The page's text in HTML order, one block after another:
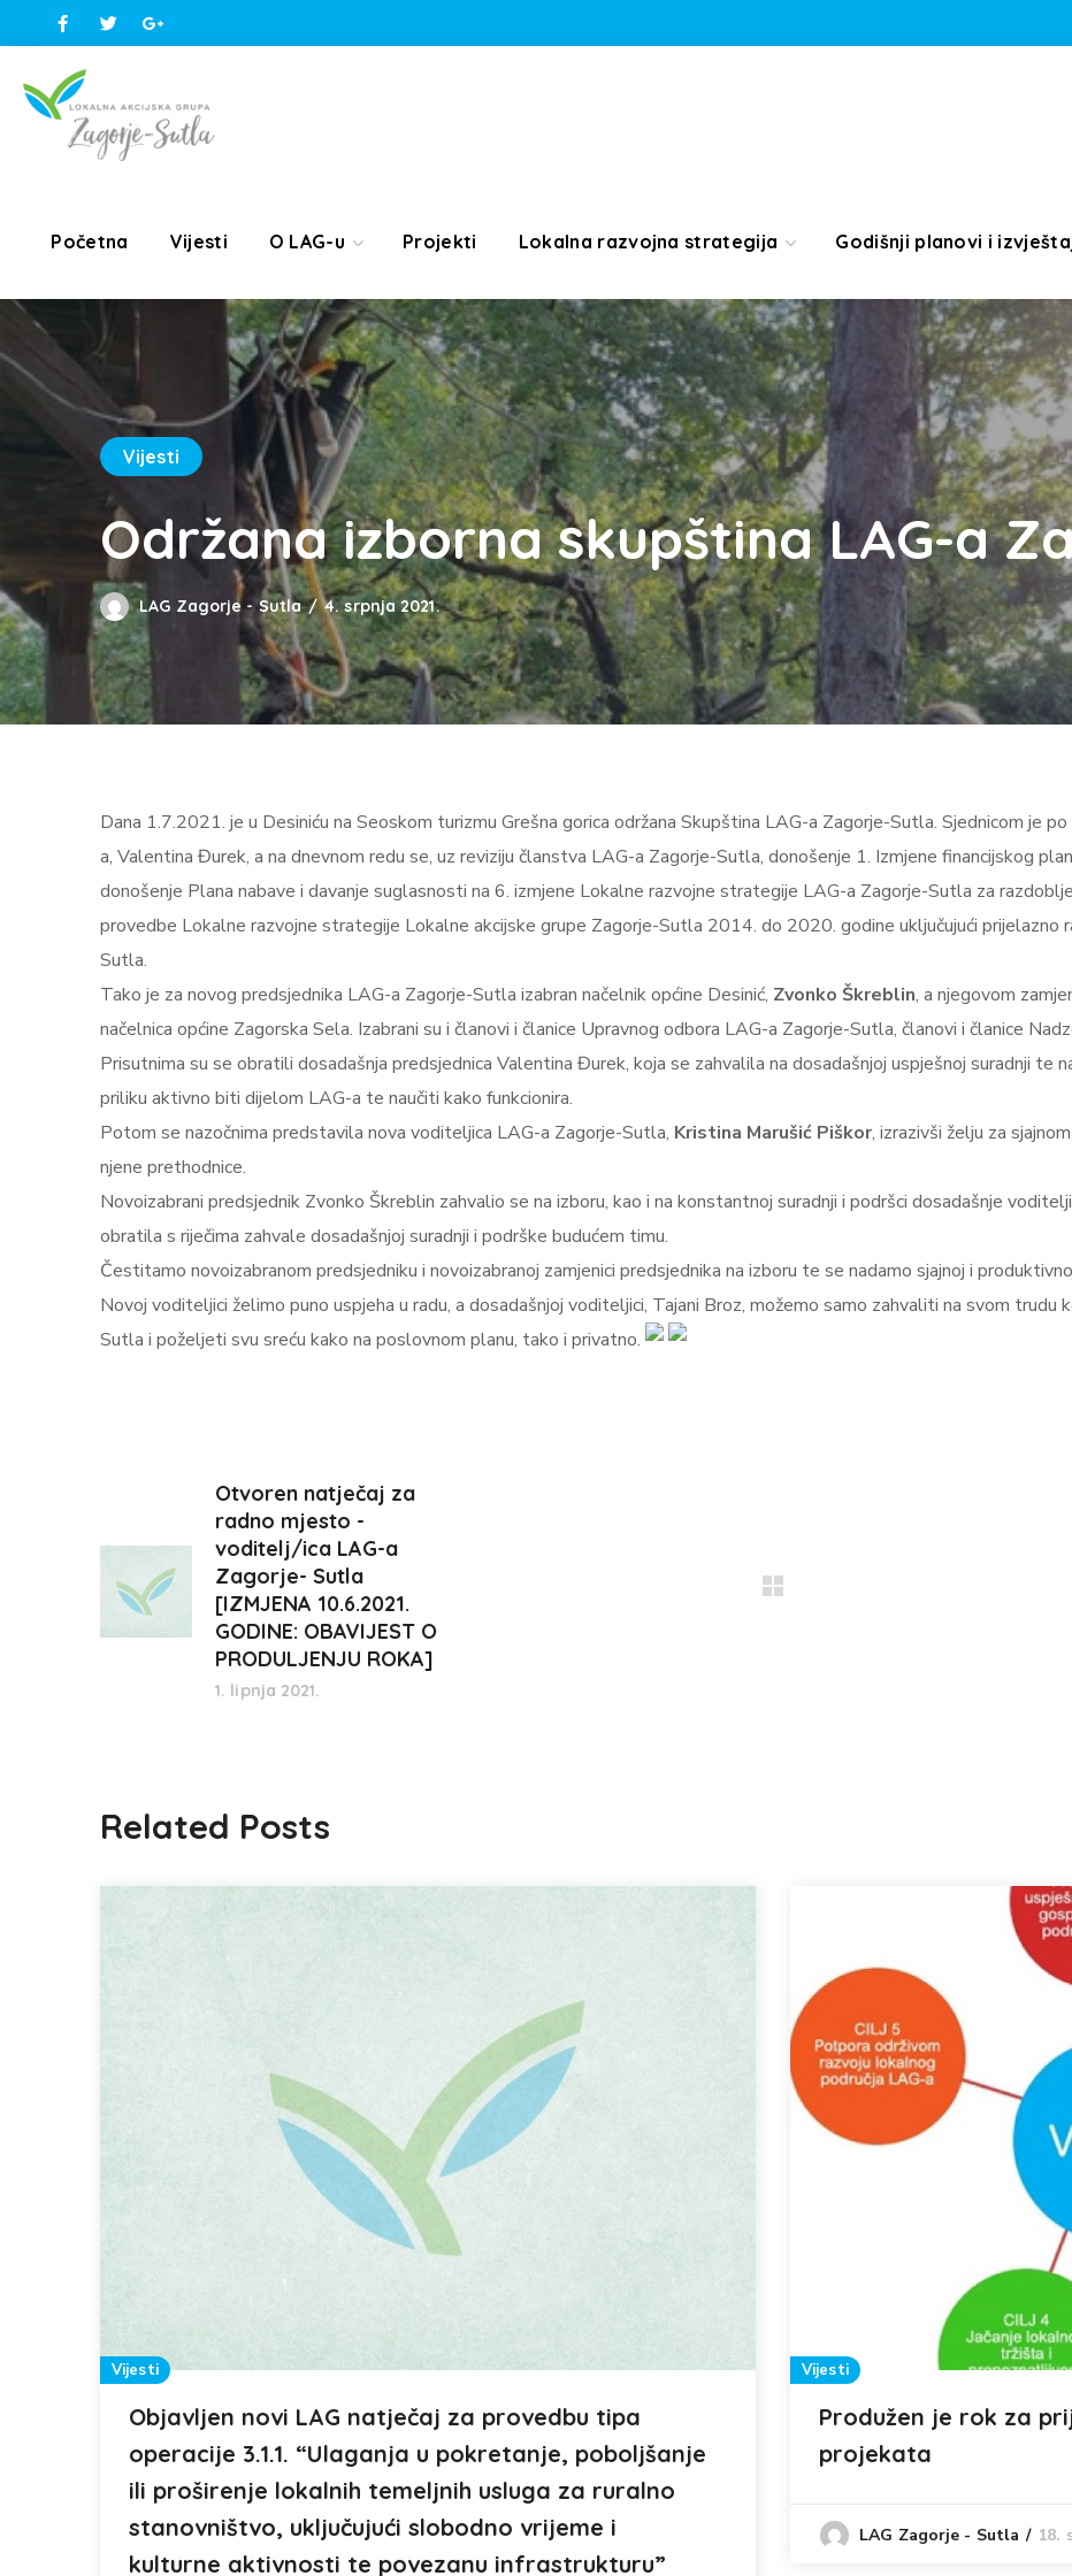
Početna Vijesti O LAG-u Projekti Lokalna razvojna strategija Godišnji planovi i
Vijesti
Održana izborna skupština LAG-a
LAG Zagorje - Sutla 4. srpnja 2021.
Dana 1.7.2021. je u Desiniću na Seoskom turizmu Grešna gorica održana Skupština LAG-a Zagorje-Sutla. Sjednicom je
a, Valentina Đurek, a na dnevnom redu se, uz reviziju članstva LAG-a Zagorje-Sutla, donošenje 1. Izmjene financijskog
donošenje Plana nabave i davanje suglasnosti na 6. izmjene Lokalne razvojne strategije LAG-a Zagorje-Sutla za
provedbe Lokalne razvojne strategije Lokalne akcijske grupe Zagorje-Sutla 2014. do 2020. godine uključujući prijelazno
Sutla.
Tako je za novog predsjednika LAG-a Zagorje-Sutla izabran načelnik općine Desinić, Zvonko Škreblin, a njegovom
načelnica općine Zagorska Sela. Izabrani su i članovi i članice Upravnog odbora LAG-a Zagorje-Sutla, članovi i članice
Prisutnima su se obratili dosadašnja predsjednica Valentina Đurek, koja se zahvalila na dosadašnjoj uspješnoj suradnji
priliku aktivno biti dijelom LAG-a te naučiti kako funkcionira.
Potom se nazočnima predstavila nova voditeljica LAG-a Zagorje-Sutla, Kristina Marušić Piškor, izrazivši želju za
njene prethodnice.
Novoizabrani predsjednik Zvonko Škreblin zahvalio se na izboru, kao i na konstantnoj suradnji i podršci dosadašnje
obratila s riječima zahvale dosadašnjoj suradnji i podrške budućem timu.
Čestitamo novoizabranom predsjedniku i novoizabranoj zamjenici predsjednika na izboru te se nadamo sjajnoj i
Novoj voditeljici želimo puno uspjeha u radu, a dosadašnjoj voditeljici, Tajani Broz, možemo samo zahvaliti na svom trudu
Sutla i poželjeti svu sreću kako na poslovnom planu, tako i privatno.
Otvoren natječaj za
radno mjesto -
voditelj/ica LAG-a
Zagorje- Sutla
[IZMJENA 10.6.2021.
GODINE: OBAVIJEST O
PRODULJENJU ROKA]
1. lipnja 2021.
Related Posts
Vijesti
Objavljen novi LAG natječaj za provedbu tipa
operacije 3.1.1. “Ulaganja u pokretanje, poboljšanje
ili proširenje lokalnih temeljnih usluga za ruralno
stanovništvo, uključujući slobodno vrijeme i
kulturne aktivnosti te povezanu infrastrukturu”
Vijesti
Produžen je rok za
projekata
LAG Zagorje - Sutla 18.